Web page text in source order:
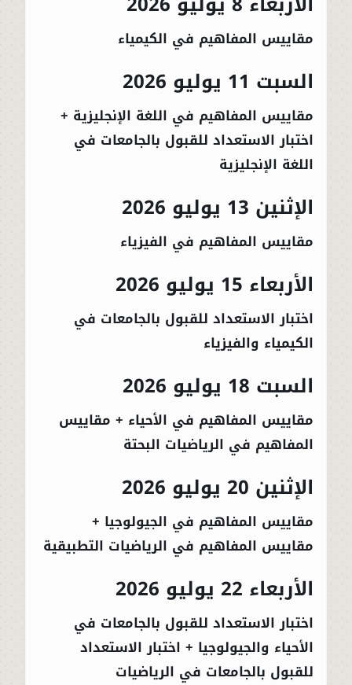
مقاييس المفاهيم في الكيمياء
السبت 11 يوليو 2026
مقاييس المفاهيم في اللغة الإنجليزية +
اختبار الاستعداد للقبول بالجامعات في
اللغة الإنجليزية
الإثنين 13 يوليو 2026
مقاييس المفاهيم في الفيزياء
الأربعاء 15 يوليو 2026
اختبار الاستعداد للقبول بالجامعات في
الكيمياء والفيزياء
السبت 18 يوليو 2026
مقاييس المفاهيم في الأحياء + مقاييس
المفاهيم في الرياضيات البحتة
الإثنين 20 يوليو 2026
مقاييس المفاهيم في الجيولوجيا +
مقاييس المفاهيم في الرياضيات التطبيقية
الأربعاء 22 يوليو 2026
اختبار الاستعداد للقبول بالجامعات في
الأحياء والجيولوجيا + اختبار الاستعداد
للقبول بالجامعات في الرياضيات